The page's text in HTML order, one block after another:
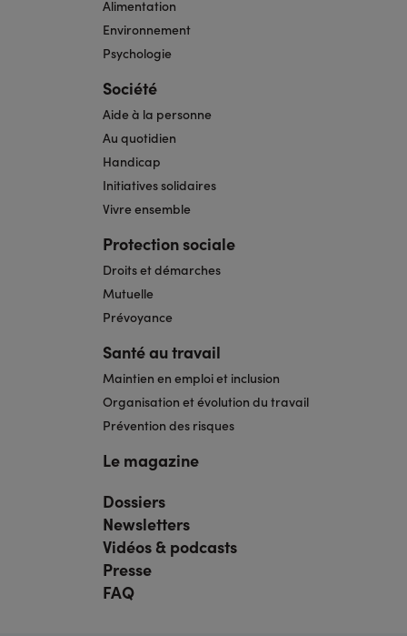
Alimentation
Environnement
Psychologie
Société
Aide à la personne
Au quotidien
Handicap
Initiatives solidaires
Vivre ensemble
Protection sociale
Droits et démarches
Mutuelle
Prévoyance
Santé au travail
Maintien en emploi et inclusion
Organisation et évolution du travail
Prévention des risques
Le magazine
Navigation
pied
de
page
bis
Dossiers
Newsletters
Vidéos & podcasts
Presse
FAQ